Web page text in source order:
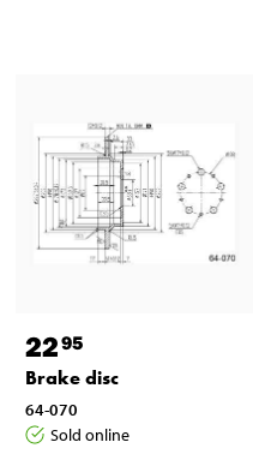
2295
Brake disc
64-070
Sold online